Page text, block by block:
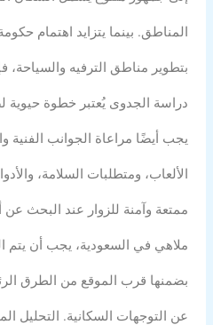
المناطق. بينما يتزايد اهتمام
بتطوير مناطق الترفيه
دراسة الجدوى يُعتبر خطوة حيوية
يجب أيضًا مراعاة الجوانب الفنية
الألعاب، ومتطلبات السلامة،
ممتعة وآمنة للزوار عند البحث
ملاهي في السعودية، يجب أن يتم
بضمنها قرب الموقع من الطرق
عن التوجهات السكانية. التحليل